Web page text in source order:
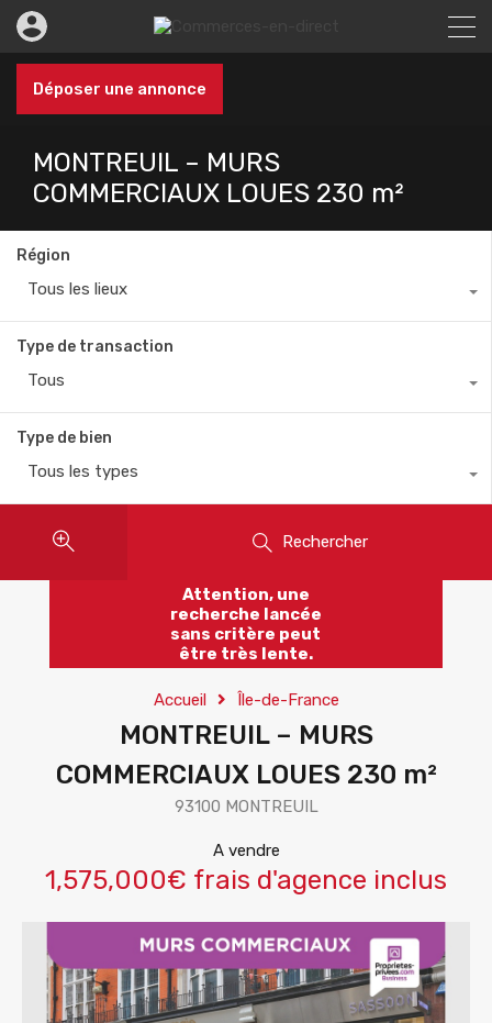
Déposer une annonce
MONTREUIL – MURS
COMMERCIAUX LOUES 230 m²
Région
Tous les lieux
Type de transaction
Tous
Type de bien
Tous les types
Rechercher
Attention, une
recherche lancée
sans critère peut
être très lente.
Accueil Île-de-France
MONTREUIL – MURS
COMMERCIAUX LOUES 230 m²
93100 MONTREUIL
A vendre
1,575,000€ frais d'agence inclus